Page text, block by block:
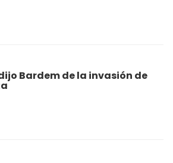
Bardem de la invasión de